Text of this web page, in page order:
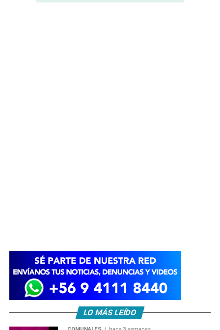
LO MÁS LEÍDO